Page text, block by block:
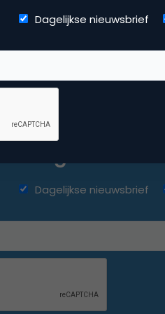
Dagelijkse nieuwsbrief
Dagelijkse nieuwsbrief